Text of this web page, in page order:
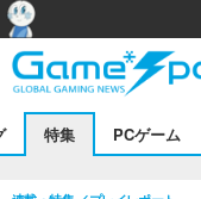
特集 PCゲーム